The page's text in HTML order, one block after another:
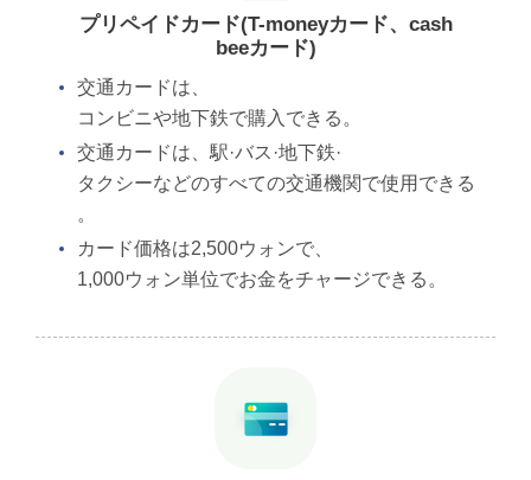
プリペイドカード(T-moneyカード、cash
beeカード)
交通カードは、
コンビニや地下鉄で購入できる。
交通カードは、駅·バス·地下鉄·
タクシーなどのすべての交通機関で使用できる
。
カード価格は2,500ウォンで、
1,000ウォン単位でお金をチャージできる。